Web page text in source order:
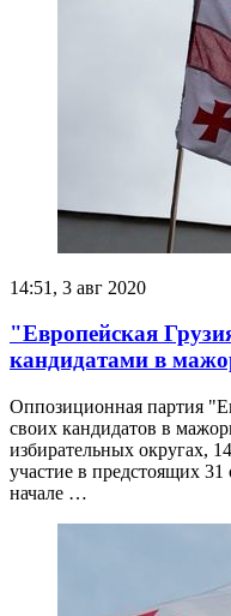
14:51, 3 авг 2020
"Европейская
кандидатами в
Оппозиционная партия
своих кандидатов в
избирательных округах,
участие в предстоящих
начале …